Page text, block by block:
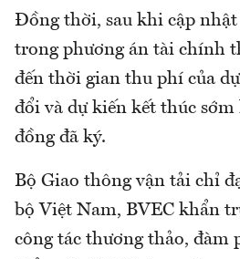
Đồng thời, sau khi cập nhật
trong phương án tài chính
đến thời gian thu phí của
đổi và dự kiến kết thúc
đồng đã ký.
Bộ Giao thông vận tải chỉ
bộ Việt Nam, BVEC khẩn
công tác thương thảo, đàm